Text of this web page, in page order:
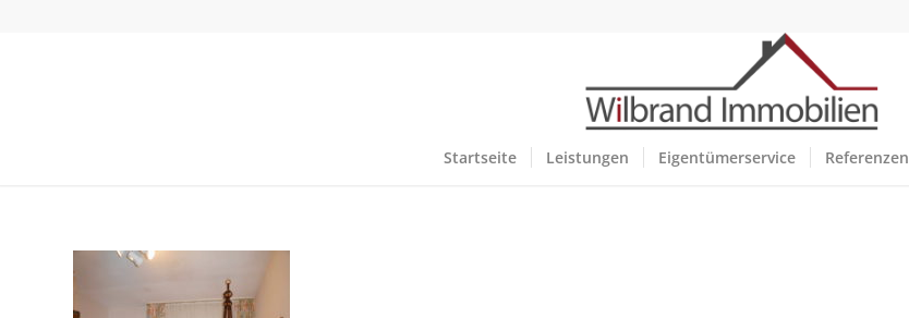
Startseite Leistungen Eigentümerservice Referenzen